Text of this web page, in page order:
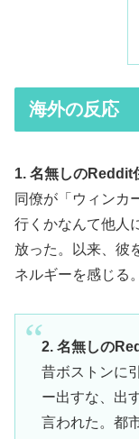
海外の反応
1. 名無しのReddit
同僚が「ウィンカ
行くかなんて他人
放った。以来、彼
ネルギーを感じる。
2. 名無しの
昔ボストンに
ー出すな、出
言われた。都